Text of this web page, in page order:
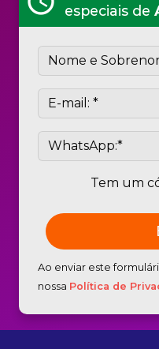
especiais de
Tem um
Ao enviar este
nossa Política de